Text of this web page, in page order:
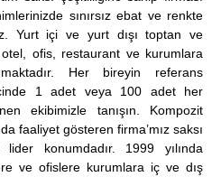
sınırsız ebat ve renkte
Yurt içi ve yurt dışı toptan ve
ofis, restaurant ve kurumlara
Her bireyin referans
1 adet veya 100 adet her
ekibimizle tanışın. Kompozit
faaliyet gösteren firma’mız saksı
lider konumdadır. 1999 yılında
ve ofislere kurumlara iç ve dış